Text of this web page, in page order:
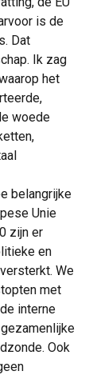
is de
Dat
Ik zag
het
woede
belangrijke
Unie
zijn er
en
We
met
interne
Ook